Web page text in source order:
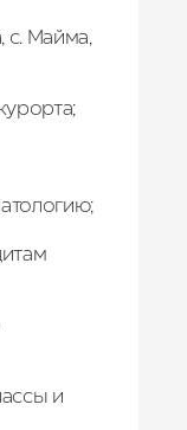
с. Майма,
и